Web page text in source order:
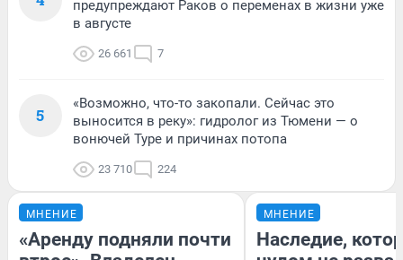
предупреждают Раков о переменах в жизни уже
в августе
26 661 7
5
«Возможно, что-то закопали. Сейчас это
выносится в реку»: гидролог из Тюмени — о
вонючей Туре и причинах потопа
23 710 224
МНЕНИЕ
«Аренду подняли почти
МНЕНИЕ
Наследие,